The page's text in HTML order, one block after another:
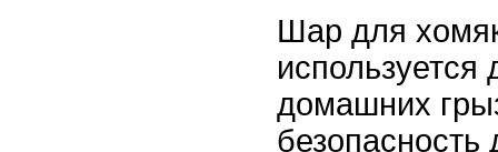
Шар для
используется
домашних